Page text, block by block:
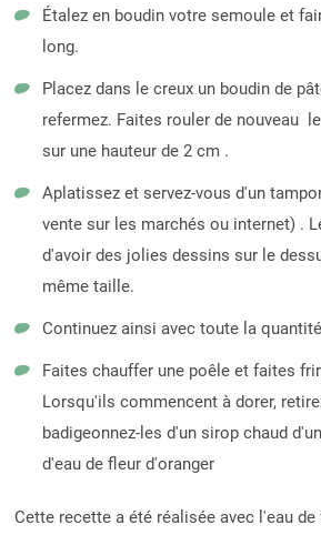
Étalez en boudin votre semoule et
long.
Placez dans le creux un boudin de
refermez. Faites rouler de nouveau
sur une hauteur de 2 cm .
Aplatissez et servez-vous d'un
vente sur les marchés ou internet) .
d'avoir des jolies dessins sur le
même taille.
Continuez ainsi avec toute la
Faites chauffer une poêle et faites
Lorsqu'ils commencent à dorer,
badigeonnez-les d'un sirop chaud
d'eau de fleur d'oranger
Cette recette a été réalisée avec l'eau